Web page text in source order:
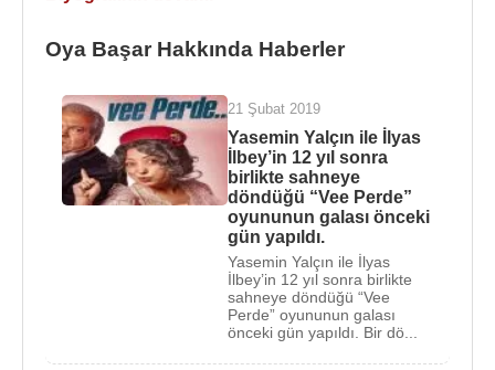
almıştır.
Oya Başar, “Benim Annem Bir Melek” (2008), "Sev
Kardeşim” (2006), "Kendini Bırak Gitsin” (2004),
"Ah Yaşamak Var Ya!” (2002), "Son” (2001),
"Ölürsün Gülmekten” (2000), "Sokak Şarkıcıları”
(2000), “Mavi Muammer” (1985), "Gözüm Gibi
Sevdim” (1982), "Berduşlar” (1982) ve daha pek
çok film ve dizide rol aldı. Halen tv ve tiyatro
çalışmalarına aktif olarak devam etmektedir.
yılı Kasım ayındaShow TV’de yayınlanmaya
Oya Başar Hakkında Haberler
21 Şubat 2019
Yasemin Yalçın ile İlyas
İlbey’in 12 yıl sonra
birlikte sahneye
döndüğü “Vee Perde”
oyununun galası önceki
gün yapıldı.
Yasemin Yalçın ile İlyas
İlbey’in 12 yıl sonra birlikte
sahneye döndüğü “Vee
Perde” oyununun galası
önceki gün yapıldı. Bir dö...